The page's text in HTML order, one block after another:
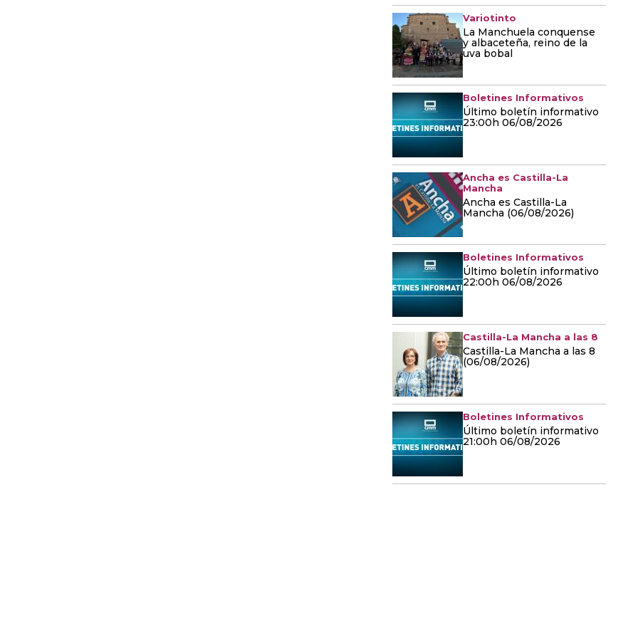
Variotinto
La Manchuela conquense
y albaceteña, reino de la
uva bobal
Boletines Informativos
Último boletín informativo
23:00h 06/08/2026
Ancha es Castilla-La
Mancha
Ancha es Castilla-La
Mancha (06/08/2026)
Boletines Informativos
Último boletín informativo
22:00h 06/08/2026
Castilla-La Mancha a las 8
Castilla-La Mancha a las 8
(06/08/2026)
Boletines Informativos
Último boletín informativo
21:00h 06/08/2026